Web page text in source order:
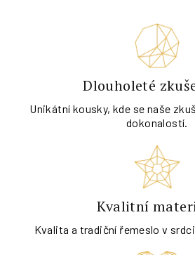
Dlouholeté
Unikátní kousky, kde se naše
dokonalostí.
Kvalitní
Kvalita a tradiční řemeslo v